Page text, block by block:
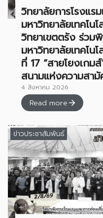
วิทยาลัยการโรงแร
มหาวิทยาลัยเทคโน
วิทยาเขตตรัง ร่วม
มหาวิทยาลัยเทคโน
ที่ 17 “สายโยงเก
สนามแห่งความสา
4 สิงหาคม 2026
Read more
ข่าวประชาสัมพันธ์